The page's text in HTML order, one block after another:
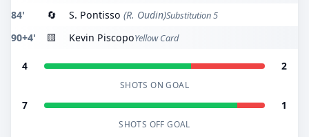
84' 🔄 S. Pontisso (R. Oudin)Substitution 5
90+4' 🟨 Kevin PiscopoYellow Card
4 2
SHOTS ON GOAL
7 1
SHOTS OFF GOAL